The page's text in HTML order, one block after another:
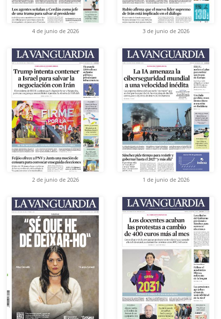
4 de junio de 2026 3 de junio de 2026
2 de junio de 2026 1 de junio de 2026